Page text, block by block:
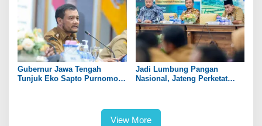
Gubernur Jawa Tengah
Tunjuk Eko Sapto Purnomo
Jadi Lumbung Pangan
Nasional, Jateng Perketat
View More